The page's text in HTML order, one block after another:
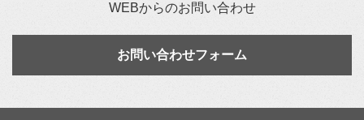
WEBからのお問い合わせ
お問い合わせフォーム